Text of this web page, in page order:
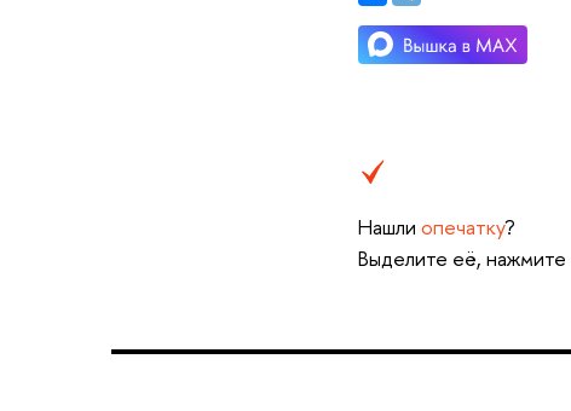
Нашли опечатку?
Выделите её, нажмите